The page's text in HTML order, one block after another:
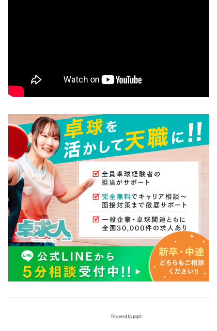
Powered by popIn